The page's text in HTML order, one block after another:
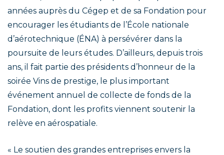
années auprès du Cégep et de sa Fondation pour
encourager les étudiants de l’École nationale
d’aérotechnique (ÉNA) à persévérer dans la
poursuite de leurs études. D’ailleurs, depuis trois
ans, il fait partie des présidents d’honneur de la
soirée Vins de prestige, le plus important
événement annuel de collecte de fonds de la
Fondation, dont les profits viennent soutenir la
relève en aérospatiale.
« Le soutien des grandes entreprises envers la